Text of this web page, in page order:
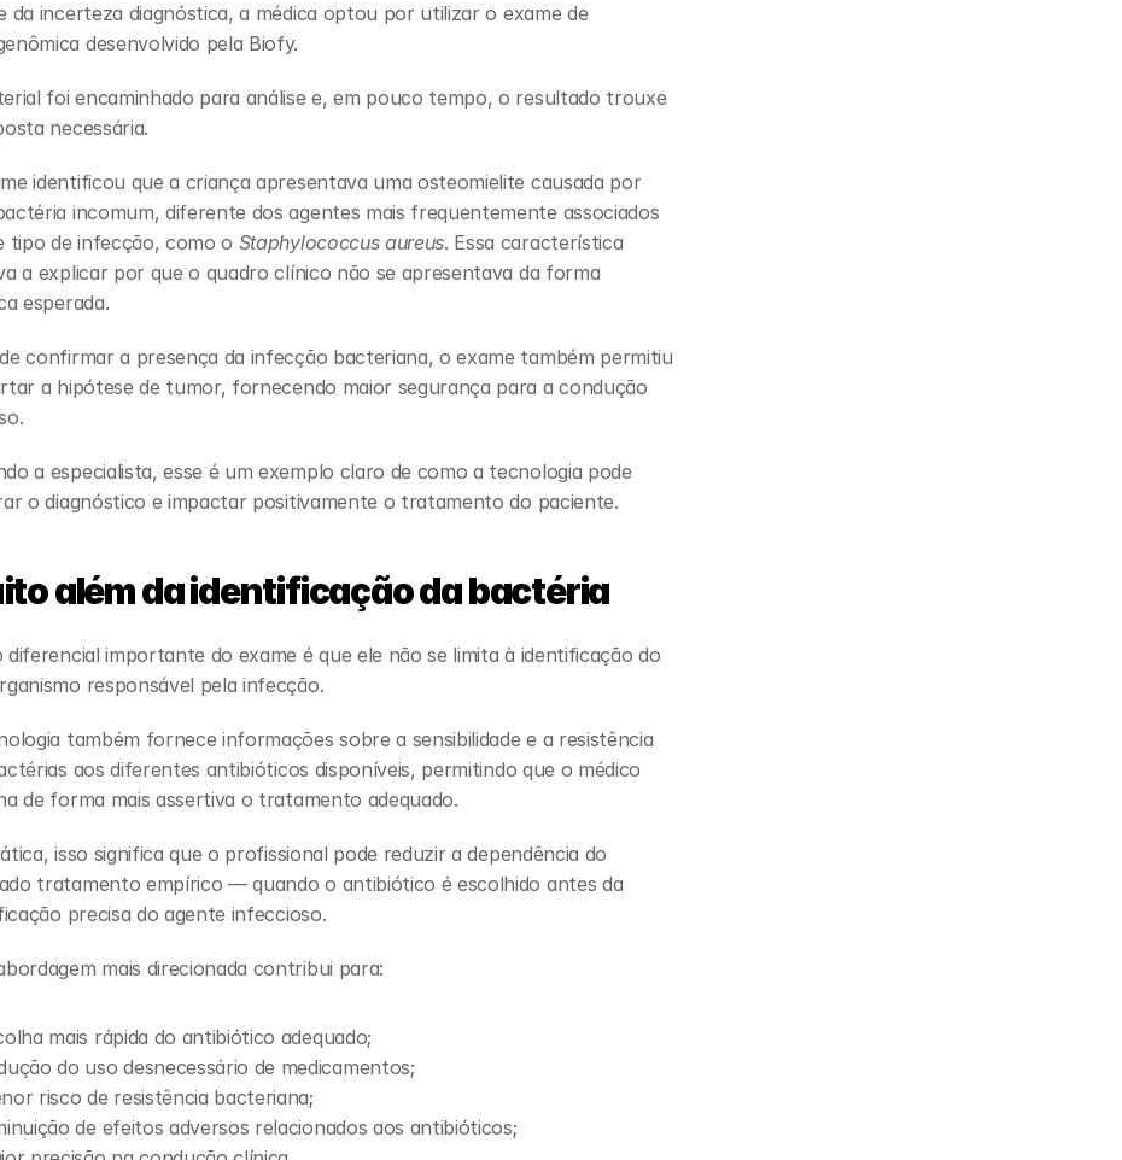
da incerteza diagnóstica, a médica optou por utilizar o exame de
desenvolvido pela Biofy.
foi encaminhado para análise e, em pouco tempo, o resultado trouxe
necessária.
identificou que a criança apresentava uma osteomielite causada por
incomum, diferente dos agentes mais frequentemente associados
tipo de infecção, como o Staphylococcus aureus. Essa característica
a explicar por que o quadro clínico não se apresentava da forma
esperada.
confirmar a presença da infecção bacteriana, o exame também permitiu
a hipótese de tumor, fornecendo maior segurança para a condução
a especialista, esse é um exemplo claro de como a tecnologia pode
o diagnóstico e impactar positivamente o tratamento do paciente.
além da identificação da bactéria
diferencial importante do exame é que ele não se limita à identificação do
responsável pela infecção.
também fornece informações sobre a sensibilidade e a resistência
aos diferentes antibióticos disponíveis, permitindo que o médico
de forma mais assertiva o tratamento adequado.
isso significa que o profissional pode reduzir a dependência do
tratamento empírico — quando o antibiótico é escolhido antes da
precisa do agente infeccioso.
mais direcionada contribui para:
mais rápida do antibiótico adequado;
do uso desnecessário de medicamentos;
risco de resistência bacteriana;
de efeitos adversos relacionados aos antibióticos;